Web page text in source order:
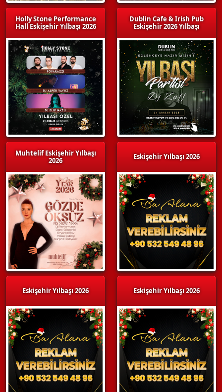
Holly Stone Performance
Hall Eskişehir Yılbaşı 2026
Muhtelif Eskişehir Yılbaşı
2026
Eskişehir Yılbaşı 2026
Dublin Cafe & Irish Pub
Eskişehir 2026 Yılbaşı
Eskişehir Yılbaşı 2026
Eskişehir Yılbaşı 2026